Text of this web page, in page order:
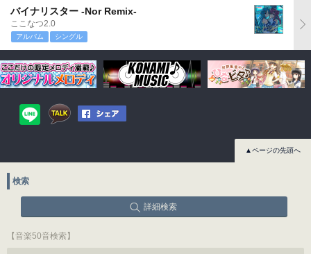
バイナリスター -Nor Remix-
ここなつ2.0
アルバム シングル
▲ページの先頭へ
検索
詳細検索
【音楽50音検索】